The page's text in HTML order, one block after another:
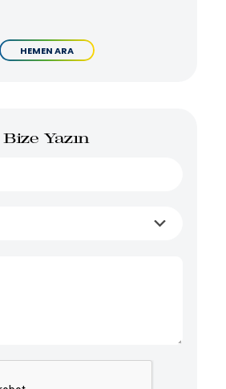
HEMEN ARA
Bize Yazın